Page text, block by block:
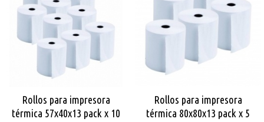
Rollos para impresora
térmica 57x40x13 pack x 10
Rollos para impresora
térmica 80x80x13 pack x 5